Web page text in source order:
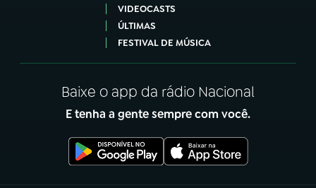
VIDEOCASTS
ÚLTIMAS
FESTIVAL DE MÚSICA
Baixe o app da rádio Nacional
E tenha a gente sempre com você.